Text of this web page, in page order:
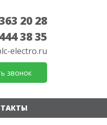
20 28
38 35
electro.ru
звонок